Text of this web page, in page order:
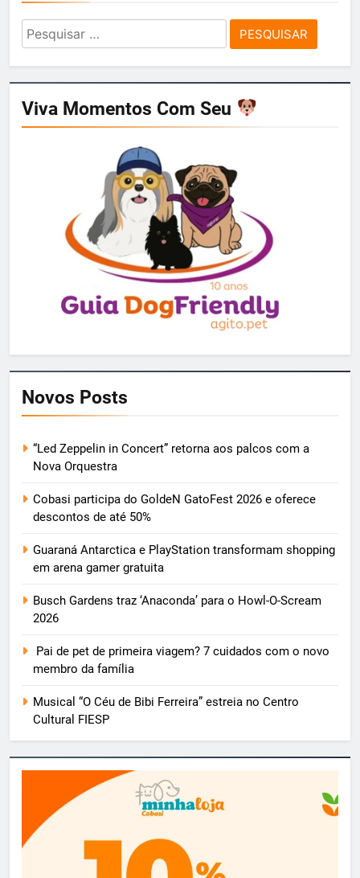
Pesquisar
por:
Viva Momentos Com Seu
Novos Posts
“Led Zeppelin in Concert” retorna aos palcos com a
Nova Orquestra
Cobasi participa do GoldeN GatoFest 2026 e oferece
descontos de até 50%
Guaraná Antarctica e PlayStation transformam shopping
em arena gamer gratuita
Busch Gardens traz ‘Anaconda’ para o Howl-O-Scream
2026
Pai de pet de primeira viagem? 7 cuidados com o novo
membro da família
Musical “O Céu de Bibi Ferreira” estreia no Centro
Cultural FIESP